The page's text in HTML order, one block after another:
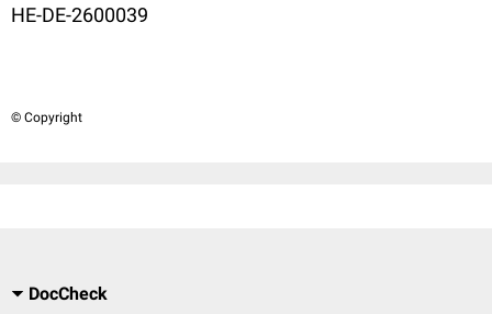
HE-DE-2600039
© Copyright
DocCheck